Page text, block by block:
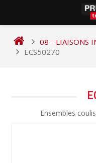
content
08 - LIAISONS
ECS50270
Ensembles